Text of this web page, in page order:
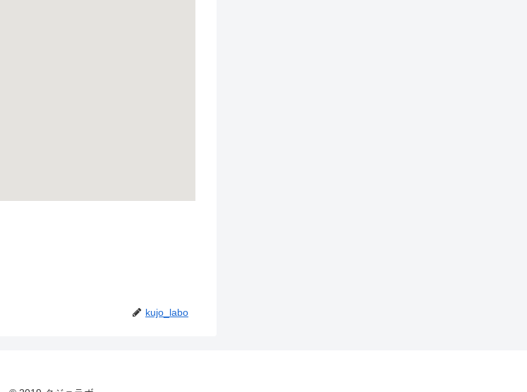
kujo_labo